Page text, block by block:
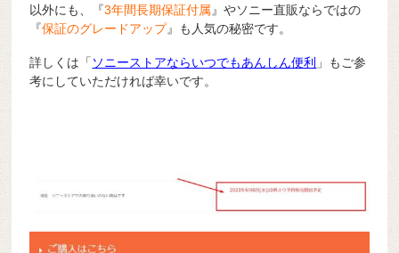
以外にも、『3年間長期保証付属』やソニー直販ならではの
『保証のグレードアップ』も人気の秘密です。
詳しくは「 ソニーストアならいつでもあんしん便利 」もご参
考にしていただければ幸いです。